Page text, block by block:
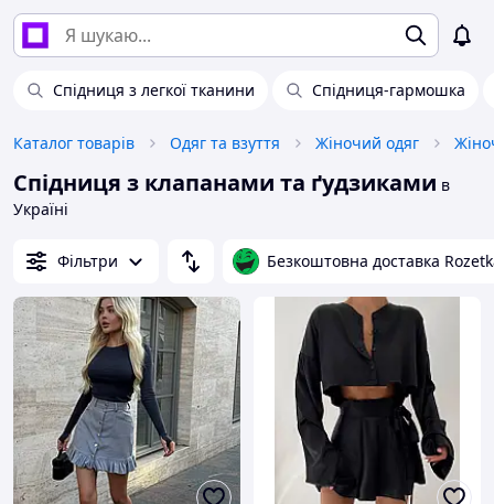
Спідниця з легкої тканини Спідниця-гармошка
Каталог товарів Одяг та взуття Жіночий одяг
Спідниця з клапанами та ґудзиками в
Україні
Фільтри Безкоштовна доставка